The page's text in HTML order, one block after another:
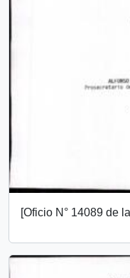
[Oficio N° 14089 de